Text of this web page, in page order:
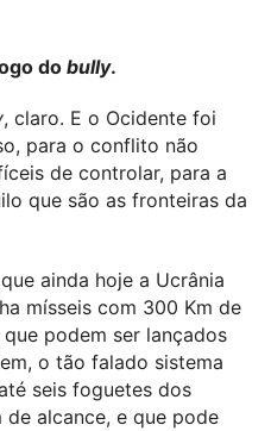
do bully.
, claro. E o Ocidente foi
para o conflito não
de controlar, para a
que são as fronteiras da
ainda hoje a Ucrânia
mísseis com 300 Km de
podem ser lançados
o tão falado sistema
seis foguetes dos
alcance, e que pode